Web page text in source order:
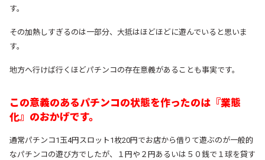
す。
その加熱しすぎるのは一部分、大抵はほどほどに遊んでいると思いま
す。
地方へ行けば行くほどパチンコの存在意義があることも事実です。
この意義のあるパチンコの状態を作ったのは『業態
化』のおかげです。
通常パチンコ1玉4円スロット1枚20円でお店から借りて遊ぶのが一般的
なパチンコの遊び方でしたが、１円や２円あるいは５０銭で１球を貸す